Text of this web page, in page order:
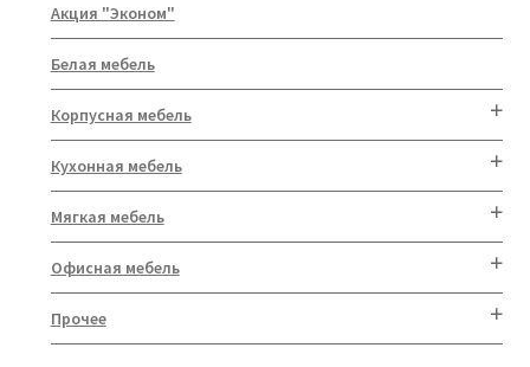
Акция "Эконом"
Белая мебель
Корпусная мебель
Кухонная мебель
Мягкая мебель
Офисная мебель
Прочее